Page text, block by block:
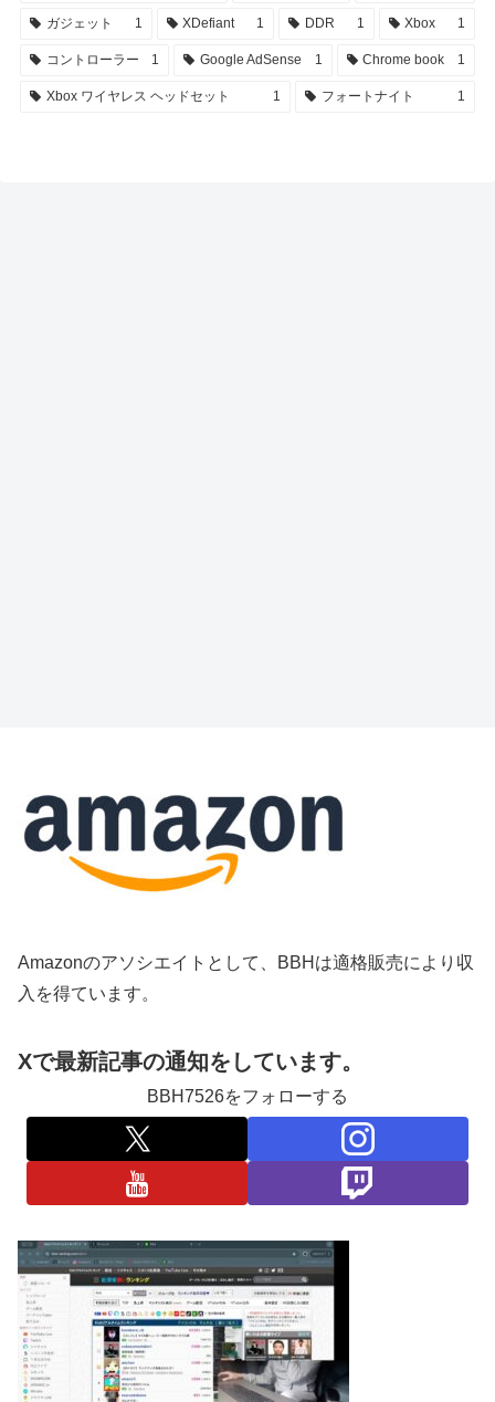
ガジェット 1 XDefiant 1 DDR 1 Xbox 1
コントローラー 1 Google AdSense 1 Chrome book 1
Xbox ワイヤレス ヘッドセット 1 フォートナイト 1
Amazonのアソシエイトとして、BBHは適格販売により収
入を得ています。
Xで最新記事の通知をしています。
BBH7526をフォローする